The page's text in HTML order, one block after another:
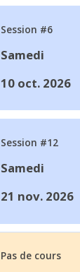
Session #6
Samedi
10 oct. 2026
Session #12
Samedi
21 nov. 2026
Pas de cours